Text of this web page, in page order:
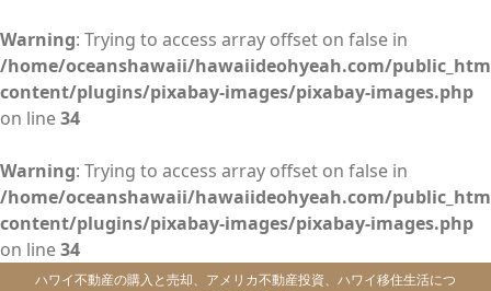
Warning: Trying to access array offset on false in
/home/oceanshawaii/hawaiideohyeah.com/
content/plugins/pixabay-images/pixabay-images.php
on line34
Warning: Trying to access array offset on false in
/home/oceanshawaii/hawaiideohyeah.com/
content/plugins/pixabay-images/pixabay-images.php
on line34
ハワイ不動産の購入と売却、アメリカ不動産投資、ハワイ移住生活につ